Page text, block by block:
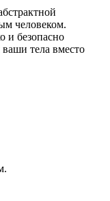
человеком.
и безопасно
ваши тела вместо